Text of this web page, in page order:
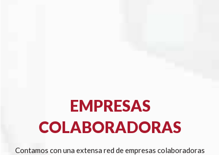
EMPRESAS
COLABORADORAS
Contamos con una extensa red de empresas colaboradoras